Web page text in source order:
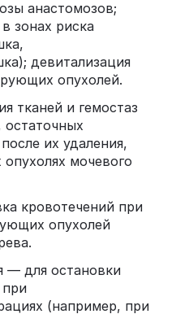
анастомозов;
зонах риска
девитализация
опухолей.
тканей и гемостаз
их удаления,
мочевого
кровотечений при
опухолей
— для остановки
(например, при